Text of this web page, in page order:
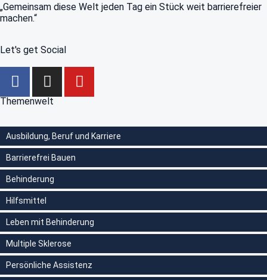
„Gemeinsam diese Welt jeden Tag ein Stück weit barrierefreier
machen.“
Let's get Social
Themenwelt
Ausbildung, Beruf und Karriere
Barrierefrei Bauen
Behinderung
Hilfsmittel
Leben mit Behinderung
Multiple Sklerose
Persönliche Assistenz